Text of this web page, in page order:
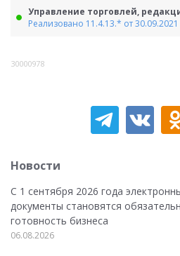
Управление торговлей,
Реализовано 11.4.13.* от 30.09.2021
30000978
Новости
С 1 сентября 2026 года
документы становятся
готовность бизнеса
06.08.2026